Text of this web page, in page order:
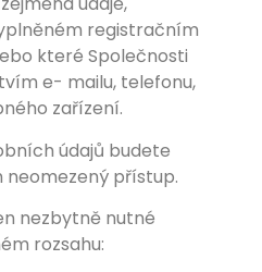
registračním
které Společnosti
e- mailu, telefonu,
zařízení.
údajů budete
neomezený přístup.
nezbytně nutné
rozsahu: